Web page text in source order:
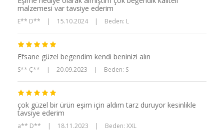
malzemesi var tavsiye ederim
E** D** | 15.10.2024 | Beden: L
Efsane güzel begendim kendi beninizi alın
S** Ç** | 20.09.2023 | Beden: S
çok güzel bir ürün eşim için aldım tarz duruyor kesinlikle
tavsiye ederim
a** D** | 18.11.2023 | Beden: XXL